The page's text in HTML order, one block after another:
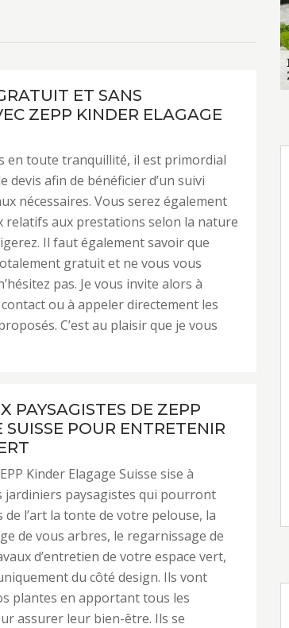
ET SANS
ZEPP KINDER ELAGAGE
en toute tranquillité, il est primordial
devis afin de bénéficier d’un suivi
nécessaires. Vous serez également
relatifs aux prestations selon la nature
Il faut également savoir que
gratuit et ne vous vous
pas. Je vous invite alors à
ou à appeler directement les
C’est au plaisir que je vous
PAYSAGISTES DE ZEPP
POUR ENTRETENIR
Kinder Elagage Suisse sise à
jardiniers paysagistes qui pourront
l’art la tonte de votre pelouse, la
de vous arbres, le regarnissage de
d’entretien de votre espace vert,
du côté design. Ils vont
plantes en apportant tous les
assurer leur bien-être. Ils se